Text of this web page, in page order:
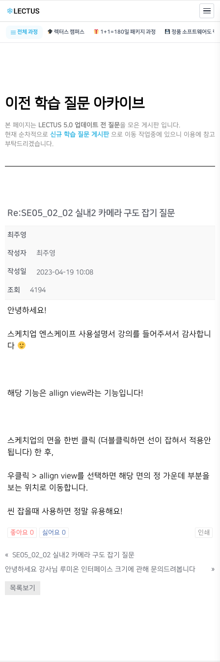
전체 과정 렉터스 캠퍼스 1+1=180일 패키지 과정
이전 학습 질문 아카이브
본 페이지는 LECTUS 5.0 업데이트 전 질문을 모은 게시판 입니다.
현재 순차적으로 신규 학습 질문 게시판 으로 이동 작업중에 있으니 이용에 참고
부탁드리겠습니다.
Re:SE05_02_02 실내2 카메라 구도 잡기 질문
최주영
작성자 최주영
작성일 2023-04-19 10:08
조회 4194
안녕하세요!
스케치업 엔스케이프 사용설명서 강의를 들어주셔서 감사합니
다
해당 기능은 allign view라는 기능입니다!
스케치업의 면을 한번 클릭 (더블클릭하면 선이 잡혀서 적용안
됩니다) 한 후,
우클릭 > allign view를 선택하면 해당 면의 정 가운데 부분을
보는 위치로 이동합니다.
씬 잡을때 사용하면 정말 유용해요!
좋아요 0 싫어요 0 인쇄
« SE05_02_02 실내2 카메라 구도 잡기 질문
안녕하세요 강사님 루미온 인터페이스 크기에 관해 문의드려봅니다
»
목록보기